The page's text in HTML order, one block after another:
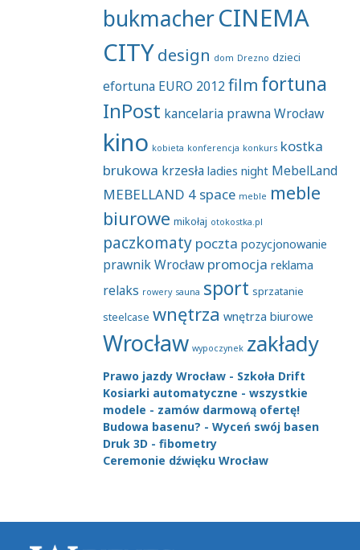
bukmacherCINEMA
CITYdesign dom Drezno dzieci
efortuna EURO 2012film fortuna
InPost kancelaria prawna Wrocław
kino kobieta konferencja konkurs kostka
brukowa krzesła ladies night MebelLand
MEBELLAND 4 space meble meble
biurowe mikołaj otokostka.pl
paczkomaty poczta pozycjonowanie
prawnik Wrocław promocja reklama
relaks rowery sauna sport sprzatanie
steelcase wnętrza wnętrza biurowe
Wrocław wypoczynek zakłady
Prawo jazdy Wrocław - Szkoła Drift
Kosiarki automatyczne - wszystkie
modele - zamów darmową ofertę!
Budowa basenu? - Wyceń swój basen
Druk 3D - fibometry
Ceremonie dźwięku Wrocław